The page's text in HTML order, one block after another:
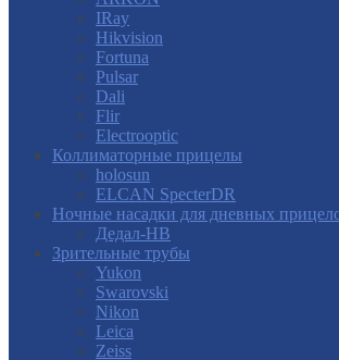
IRay
Hikvision
Fortuna
Pulsar
Dali
Flir
Electrooptic
Коллиматорные прицелы
holosun
ELCAN SpecterDR
Ночные насадки для дневных
Дедал-НВ
Зрительные трубы
Yukon
Swarovski
Nikon
Leica
Zeiss